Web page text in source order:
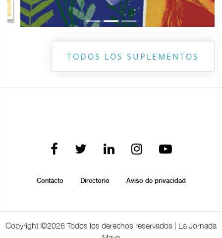
TODOS LOS SUPLEMENTOS
Contacto Directorio Aviso de privacidad
Copyright ©2026 Todos los derechos reservados | La Jornada